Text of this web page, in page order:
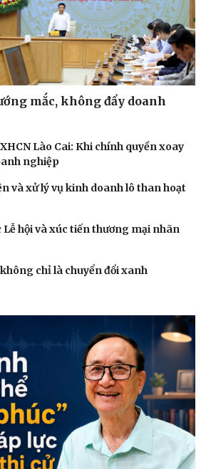
mắc, không đẩy doanh
Lào Cai: Khi chính quyền xoay
nghiệp
và xử lý vụ kinh doanh lô than hoạt
Lễ hội và xúc tiến thương mại nhãn
chỉ là chuyển đổi xanh